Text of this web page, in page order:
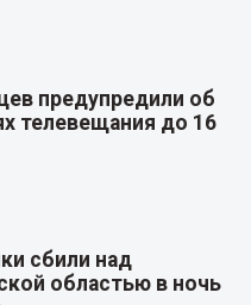
предупредили об
телевещания до 16
сбили над
областью в ночь